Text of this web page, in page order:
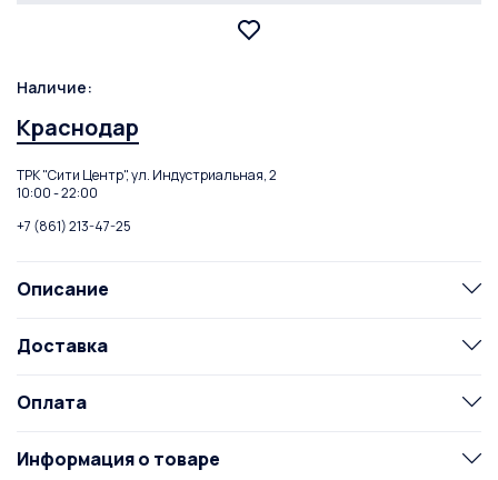
Наличие:
Краснодар
ТРК "Сити Центр", ул. Индустриальная, 2
10:00 - 22:00
+7 (861) 213-47-25
Описание
Доставка
Оплата
Информация о товаре